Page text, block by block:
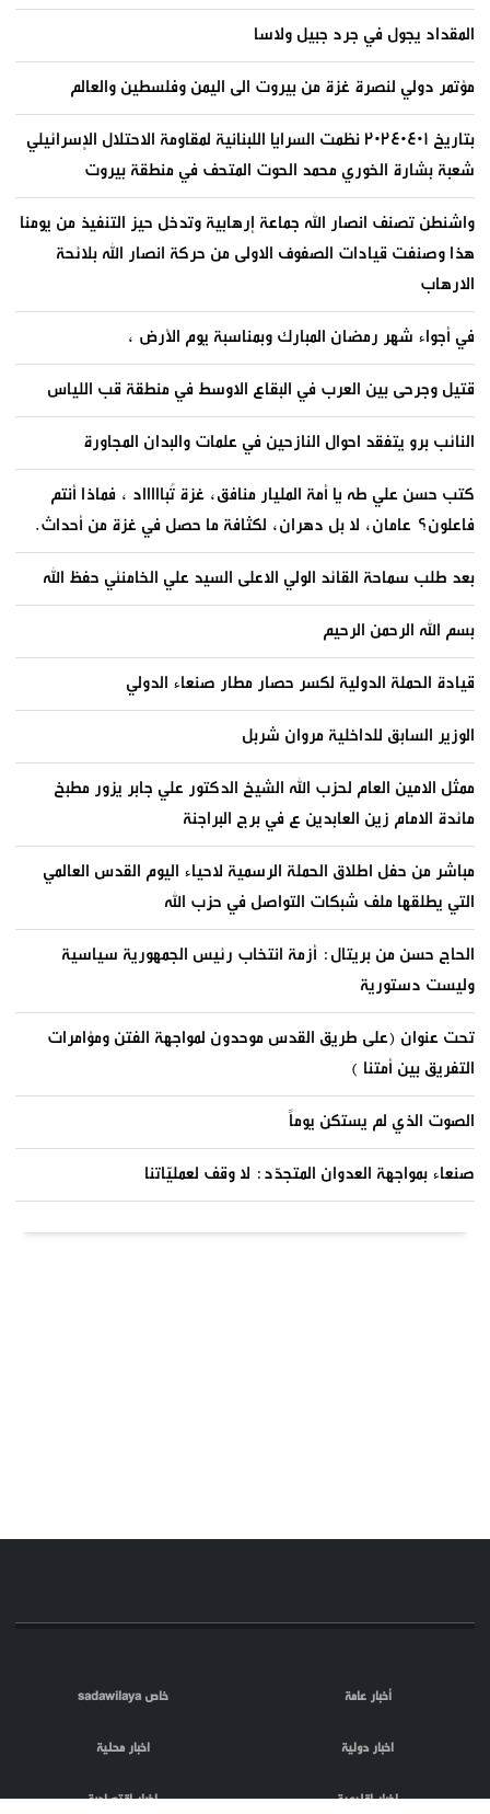
المقداد يجول في جرد جبيل ولاسا
مؤتمر دولي لنصرة غزة من بيروت الى اليمن وفلسطين والعالم
بتاريخ ٢٠٢٤٠٤٠١ نظمت السرايا اللبنانية لمقاومة الاحتلال الإسرائيلي
شعبة بشارة الخوري محمد الحوت المتحف في منطقة بيروت
واشنطن تصنف انصار الله جماعة إرهابية وتدخل حيز التنفيذ من يومنا
هذا وصنفت قيادات الصفوف الاولى من حركة انصار الله بلائحة
الارهاب
في أجواء شهر رمضان المبارك وبمناسبة يوم الأرض ،
قتيل وجرحى بين العرب في البقاع الاوسط في منطقة قب اللياس
النائب برو يتفقد احوال النازحين في علمات والبدان المجاورة
كتب حسن علي طه يا أمة المليار منافق، غزة تُباااااد ، فماذا أنتم
فاعلون؟ عامان، لا بل دهران، لكثافة ما حصل في غزة من أحداث.
بعد طلب سماحة القائد الولي الاعلى السيد علي الخامنئي حفظ الله
بسم الله الرحمن الرحيم
قيادة الحملة الدولية لكسر حصار مطار صنعاء الدولي
الوزير السابق للداخلية مروان شربل
ممثل الامين العام لحزب الله الشيخ الدكتور علي جابر يزور مطبخ
مائدة الامام زين العابدين ع في برج البراجنة
مباشر من حفل اطلاق الحملة الرسمية لاحياء اليوم القدس العالمي
التي يطلقها ملف شبكات التواصل في حزب الله
الحاج حسن من بريتال: أزمة انتخاب رئيس الجمهورية سياسية
وليست دستورية
تحت عنوان (على طريق القدس موحدون لمواجهة الفتن ومؤامرات
التفريق بين أمتنا )
الصوت الذي لم يستكن يوماً
صنعاء بمواجهة العدوان المتجدّد: لا وقف لعمليّاتنا
أخبار عامة خاص sadawilaya
اخبار دولية اخبار محلية
اخبار اقليمية اخبار اقتصادية